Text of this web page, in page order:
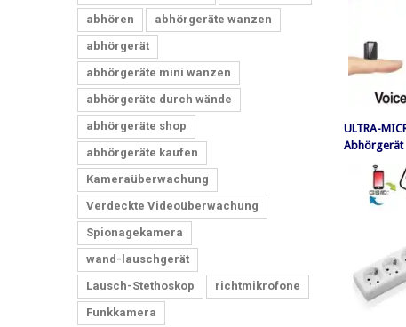
abhören
abhörgeräte wanzen
abhörgerät
abhörgeräte mini wanzen
abhörgeräte durch wände
abhörgeräte shop
abhörgeräte kaufen
Kameraüberwachung
Verdeckte Videoüberwachung
Spionagekamera
wand-lauschgerät
Lausch-Stethoskop
richtmikrofone
Funkkamera
ULTRA-
Abhörgerät